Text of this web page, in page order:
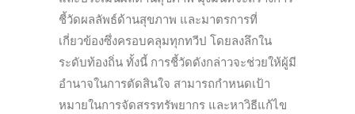
ชี้วัดผลลัพธ์ด้านสุขภาพ และมาตรการที่
เกี่ยวข้องซึ่งครอบคลุมทุกทวีป โดยลงลึกใน
ระดับท้องถิ่น ทั้งนี้ การชี้วัดดังกล่าวจะช่วยให้ผู้มี
อำนาจในการตัดสินใจ สามารถกำหนดเป้า
หมายในการจัดสรรทรัพยากร และหาวิธีแก้ไข